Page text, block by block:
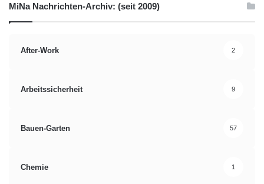
MiNa Nachrichten-Archiv: (seit 2009)
After-Work 2
Arbeitssicherheit 9
Bauen-Garten 57
Chemie 1